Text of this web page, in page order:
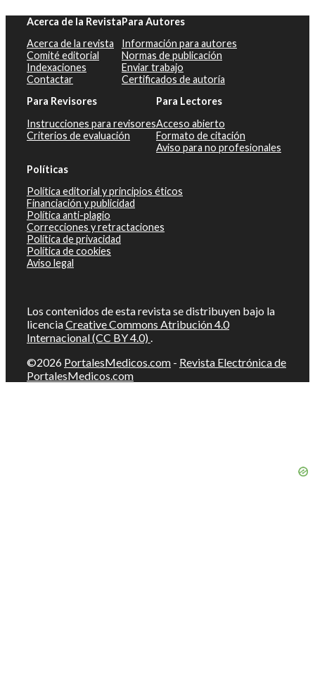
Acerca de la Revista
Acerca de la revista
Comité editorial
Indexaciones
Contactar
Para Autores
Información para autores
Normas de publicación
Enviar trabajo
Certificados de autoría
Para Revisores
Instrucciones para revisores
Criterios de evaluación
Para Lectores
Acceso abierto
Formato de citación
Aviso para no profesionales
Políticas
Política editorial y principios éticos
Financiación y publicidad
Política anti-plagio
Correcciones y retractaciones
Política de privacidad
Política de cookies
Aviso legal
Los contenidos de esta revista se distribuyen bajo la
licenciaCreative Commons Atribución 4.0
Internacional (CC BY 4.0) .
©2026 PortalesMedicos.com - Revista Electrónica de
PortalesMedicos.com